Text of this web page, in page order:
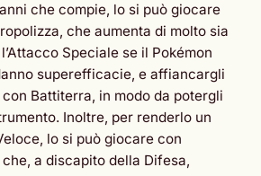
che compie, lo si può giocare
che aumenta di molto sia
Speciale se il Pokémon
superefficacie, e affiancargli
con Battiterra, in modo da potergli
Inoltre, per renderlo un
lo si può giocare con
a discapito della Difesa,